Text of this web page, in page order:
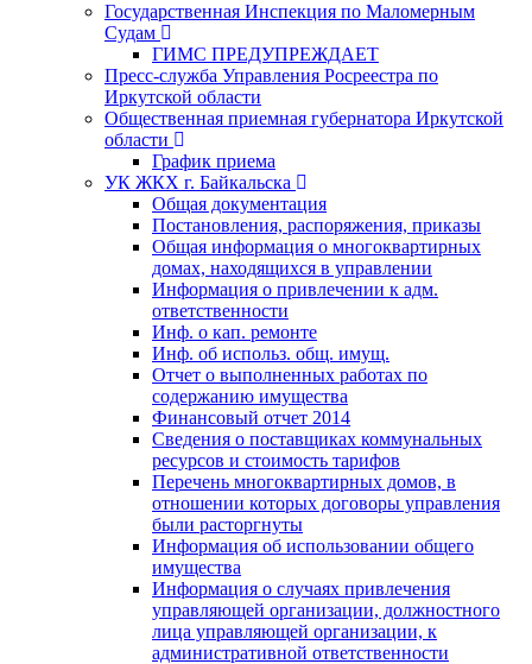
Государственная Инспекция по Маломерным
Судам
ГИМС ПРЕДУПРЕЖДАЕТ
Пресс-служба Управления Росреестра по
Иркутской области
Общественная приемная губернатора Иркутской
области
График приема
УК ЖКХ г. Байкальска
Общая документация
Постановления, распоряжения, приказы
Общая информация о многоквартирных
домах, находящихся в управлении
Информация о привлечении к адм.
ответственности
Инф. о кап. ремонте
Инф. об использ. общ. имущ.
Отчет о выполненных работах по
содержанию имущества
Финансовый отчет 2014
Сведения о поставщиках коммунальных
ресурсов и стоимость тарифов
Перечень многоквартирных домов, в
отношении которых договоры управления
были расторгнуты
Информация об использовании общего
имущества
Информация о случаях привлечения
управляющей организации, должностного
лица управляющей организации, к
административной ответственности